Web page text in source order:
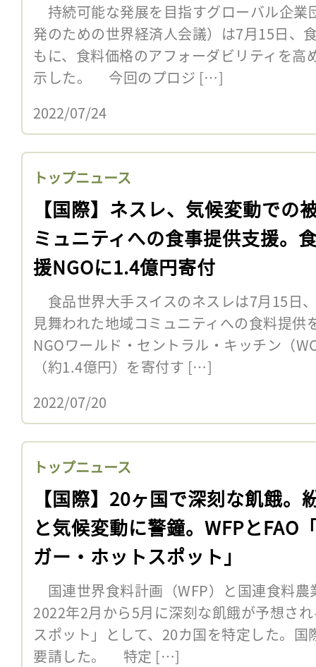
持続可能な発展を目指すグローバル企業
発のための世界経済人会議）は7月15日、
もに、食料価格のアフォーダビリティを高
示した。 今回のプロジ […]
2022/07/24
トップニュース
【国際】ネスレ、気候変動での
ミュニティへの食事提供支援。
援NGOに1.4億円寄付
食品世界大手スイスのネスレは7月15日
見舞われた地域コミュニティへの食料提供
NGOワールド・セントラル・キッチン（
（約1.4億円）を寄付す […]
2022/07/20
トップニュース
【国際】20ヶ国で深刻な飢餓。
と気候変動に警鐘。WFPとFAO
ガー・ホットスポット」
国連世界食料計画（WFP）と国連食料農
2022年2月から5月に深刻な飢餓が予想さ
スポット」として、20カ国を特定した。
要請した。 特定 […]